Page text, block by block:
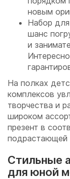
новым
Набор
шанс
и
На полках
комплексов
творчества и
широком
презент в
подрастающей
Стильные
для юной